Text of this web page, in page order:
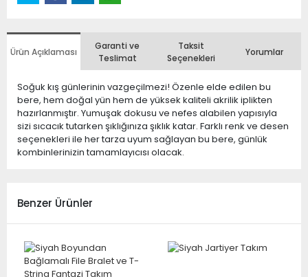
Ürün Açıklaması
Garanti ve
Teslimat
Taksit
Seçenekleri
Yorumlar
Soğuk kış günlerinin vazgeçilmezi! Özenle elde edilen bu
bere, hem doğal yün hem de yüksek kaliteli akrilik iplikten
hazırlanmıştır. Yumuşak dokusu ve nefes alabilen yapısıyla
sizi sıcacık tutarken şıklığınıza şıklık katar. Farklı renk ve desen
seçenekleri ile her tarza uyum sağlayan bu bere, günlük
kombinlerinizin tamamlayıcısı olacak.
Benzer Ürünler